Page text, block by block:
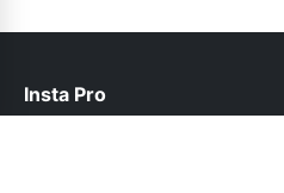
Insta Pro